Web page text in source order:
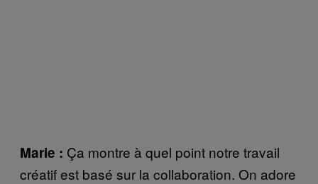
Marie : Ça montre à quel point notre travail
créatif est basé sur la collaboration. On adore